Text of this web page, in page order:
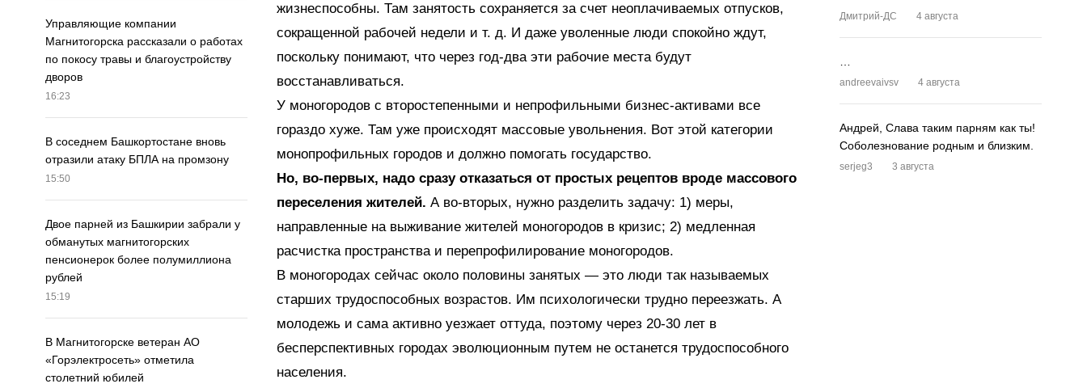
Управляющие компании
Магнитогорска рассказали о работах
по покосу травы и благоустройству
дворов
16:23
В соседнем Башкортостане вновь
отразили атаку БПЛА на промзону
15:50
Двое парней из Башкирии забрали у
обманутых магнитогорских
пенсионерок более полумиллиона
рублей
15:19
В Магнитогорске ветеран АО
«Горэлектросеть» отметила
столетний юбилей
жизнеспособны. Там занятость сохраняется за счет неоплачиваемых отпусков,
сокращенной рабочей недели и т. д. И даже уволенные люди спокойно ждут,
поскольку понимают, что через год-два эти рабочие места будут
восстанавливаться.
У моногородов с второстепенными и непрофильными бизнес-активами все
гораздо хуже. Там уже происходят массовые увольнения. Вот этой категории
монопрофильных городов и должно помогать государство.
Но, во-первых, надо сразу отказаться от простых рецептов вроде массового
переселения жителей. А во-вторых, нужно разделить задачу: 1) меры,
направленные на выживание жителей моногородов в кризис; 2) медленная
расчистка пространства и перепрофилирование моногородов.
В моногородах сейчас около половины занятых — это люди так называемых
старших трудоспособных возрастов. Им психологически трудно переезжать. А
молодежь и сама активно уезжает оттуда, поэтому через 20-30 лет в
бесперспективных городах эволюционным путем не останется трудоспособного
населения.
Дмитрий-ДС 4 августа
andreevaivsv 4 августа
Андрей, Слава таким парням как ты!
Соболезнование родным и близким.
serjeg3 3 августа